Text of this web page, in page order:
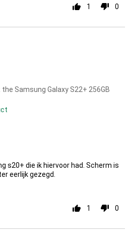
1 0
Samsung Galaxy S22+ 256GB
s20+ die ik hiervoor had. Scherm is
eerlijk gezegd.
1 0